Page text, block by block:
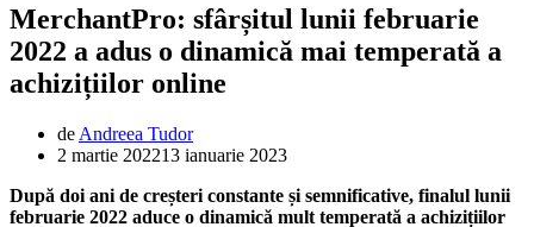
MerchantPro: sfârșitul lunii februarie
2022 a adus o dinamică mai temperată a
achizițiilor online
de Andreea Tudor
2 martie 202213 ianuarie 2023
După doi ani de creșteri constante și semnificative, finalul lunii
februarie 2022 aduce o dinamică mult temperată a achizițiilor